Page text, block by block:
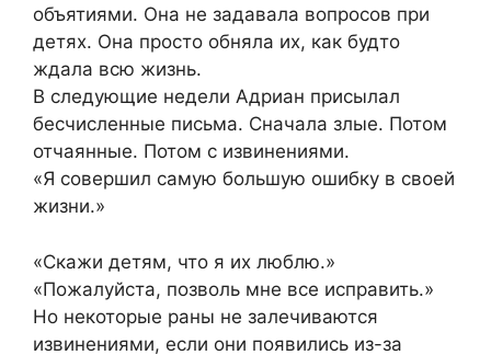
объятиями. Она не задавала вопросов при
детях. Она просто обняла их, как будто
ждала всю жизнь.
В следующие недели Адриан присылал
бесчисленные письма. Сначала злые. Потом
отчаянные. Потом с извинениями.
«Я совершил самую большую ошибку в своей
жизни.»
«Скажи детям, что я их люблю.»
«Пожалуйста, позволь мне все исправить.»
Но некоторые раны не залечиваются
извинениями, если они появились из-за